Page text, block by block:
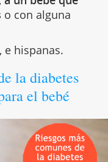
o con alguna
e hispanas.
la diabetes
el bebé